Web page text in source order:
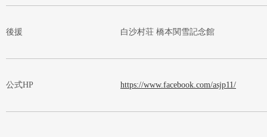
後援 白沙村荘 橋本関雪記念館
公式HP https://www.facebook.com/asjp11/